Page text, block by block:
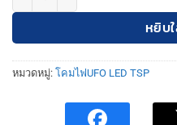
หยิบ
หมวดหมู่: โคมไฟUFO LED TSP